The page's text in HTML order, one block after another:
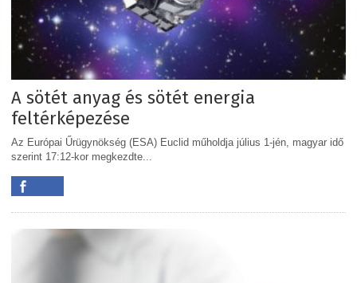
A sötét anyag és sötét energia
feltérképezése
Az Európai Űrügynökség (ESA) Euclid műholdja július 1-jén, magyar idő
szerint 17:12-kor megkezdte...